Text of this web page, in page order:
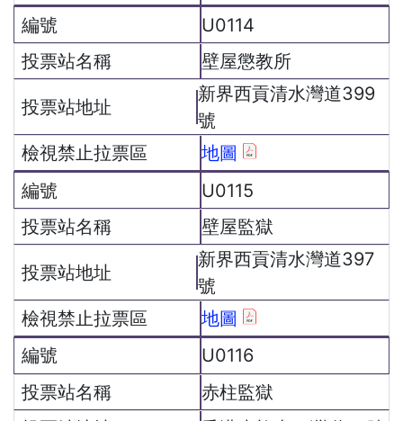
U0114
壁屋懲教所
新界西貢清水灣道399
號
地圖
U0115
壁屋監獄
新界西貢清水灣道397
號
地圖
U0116
赤柱監獄